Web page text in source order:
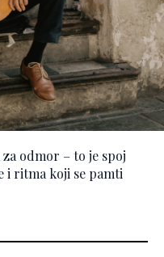
odmor – to je spoj
ritma koji se pamti